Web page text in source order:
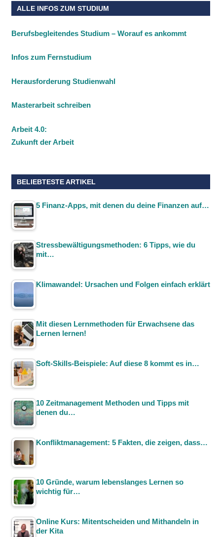
ALLE INFOS ZUM STUDIUM
Berufsbegleitendes Studium – Worauf es ankommt
Infos zum Fernstudium
Herausforderung Studienwahl
Masterarbeit schreiben
Arbeit 4.0:
Zukunft der Arbeit
BELIEBTESTE ARTIKEL
5 Finanz-Apps, mit denen du deine Finanzen auf…
Stressbewältigungsmethoden: 6 Tipps, wie du
mit…
Klimawandel: Ursachen und Folgen einfach erklärt
Mit diesen Lernmethoden für Erwachsene das
Lernen lernen!
Soft-Skills-Beispiele: Auf diese 8 kommt es in…
10 Zeitmanagement Methoden und Tipps mit
denen du…
Konfliktmanagement: 5 Fakten, die zeigen, dass…
10 Gründe, warum lebenslanges Lernen so
wichtig für…
Online Kurs: Mitentscheiden und Mithandeln in
der Kita